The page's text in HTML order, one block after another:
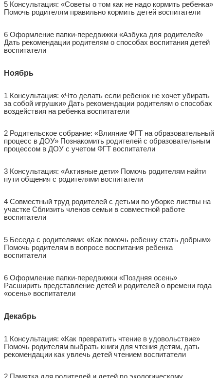
5 Консультация: «Советы о том как не надо кормить ребенка»
Помочь родителям правильно кормить детей воспитатели
6 Оформление папки-передвижки «Азбука для родителей»
Дать рекомендации родителям о способах воспитания детей
воспитатели
Ноябрь
1 Консультация: «Что делать если ребенок не хочет убирать
за собой игрушки» Дать рекомендации родителям о способах
воздействия на ребенка воспитатели
2 Родительское собрание: «Влияние ФГТ на образовательный
процесс в ДОУ» Познакомить родителей с образовательным
процессом в ДОУ с учетом ФГТ воспитатели
3 Консультация: «Активные дети» Помочь родителям найти
пути общения с родителями воспитатели
4 Совместный труд родителей с детьми по уборке листвы на
участке Сблизить членов семьи в совместной работе
воспитатели
5 Беседа с родителями: «Как помочь ребенку стать добрым»
Помочь родителям в вопросе воспитания ребенка
воспитатели
6 Оформление папки-передвижки «Поздняя осень»
Расширить представление детей и родителей о времени года
«осень» воспитатели
Декабрь
1 Консультация: «Как превратить чтение в удовольствие»
Помочь родителям выбрать книги для чтения детям, дать
рекомендации как увлечь детей чтением воспитатели